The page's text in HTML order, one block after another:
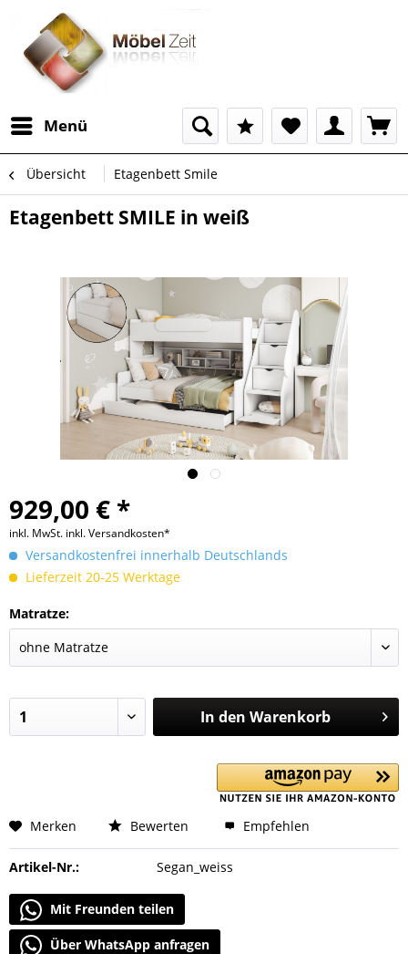
Menü
Übersicht Etagenbett Smile
Etagenbett SMILE in weiß
929,00 € *
inkl. MwSt. inkl. Versandkosten*
Versandkostenfrei innerhalb Deutschlands
Lieferzeit 20-25 Werktage
Matratze:
In den Warenkorb
Merken Bewerten Empfehlen
Artikel-Nr.: Segan_weiss
Mit Freunden teilen
Über WhatsApp anfragen